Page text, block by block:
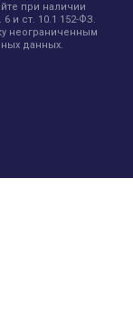
при наличии
и ст. 10.1 152-ФЗ.
неограниченным
данных.